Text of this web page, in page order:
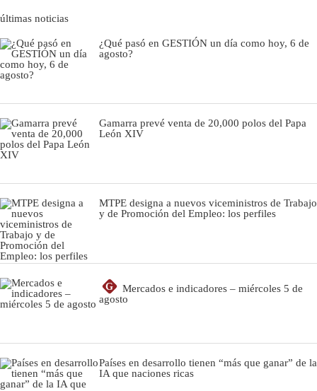
últimas noticias
¿Qué pasó en GESTIÓN un día como hoy, 6 de
agosto?
Gamarra prevé venta de 20,000 polos del Papa
León XIV
MTPE designa a nuevos viceministros de Trabajo
y de Promoción del Empleo: los perfiles
G
Mercados e indicadores – miércoles 5 de
agosto
Países en desarrollo tienen “más que ganar” de la
IA que naciones ricas